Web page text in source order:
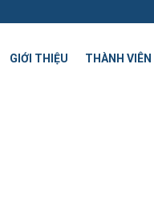
GIỚI THIỆU THÀNH VIÊN